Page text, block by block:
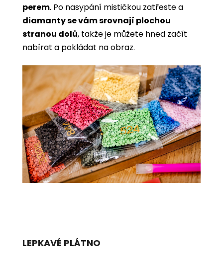
perem. Po nasypání mističkou zatřeste a
diamanty se vám srovnají plochou
stranou dolů, takže je můžete hned začít
nabírat a pokládat na obraz.
LEPKAVÉ PLÁTNO